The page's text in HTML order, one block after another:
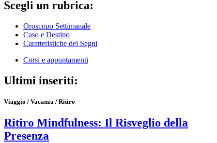
Scegli un rubrica:
Oroscopo Settimanale
Caso e Destino
Caratteristiche dei Segni
Corsi e appuntamenti
Ultimi inseriti:
Viaggio / Vacanza / Ritiro
Ritiro Mindfulness: Il Risveglio della
Presenza